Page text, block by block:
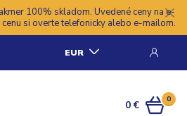
100% skladom. Uvedené ceny na e-
si overte telefonicky alebo e-mailom.
EUR
0
0 €